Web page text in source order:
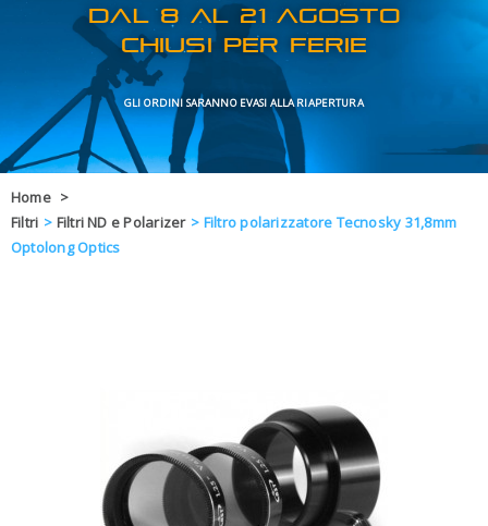
PRODOTTI
LEARN & FUN
MARCHI
OFFERTE
BLOG
GLI ORDINI SARANNO EVASI
Home >
Filtri > Filtri ND e Polarizer > Filtro polarizzatore Tecnosky 31,8mm
Optolong Optics